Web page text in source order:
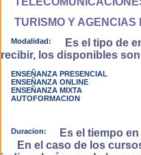
TURISMO Y AGENCIAS
Modalidad:
Es el tipo de
recibir, los disponibles
ENSEÑANZA PRESENCIAL
ENSEÑANZA ONLINE
ENSEÑANZA MIXTA
AUTOFORMACION
Duracion:
Es el tiempo
En el caso de los